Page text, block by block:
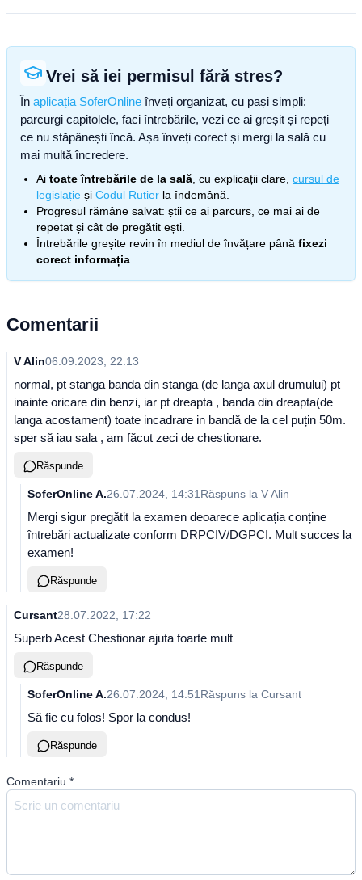
Vrei să iei permisul fără stres?
În aplicația SoferOnline înveți organizat, cu pași simpli:
parcurgi capitolele, faci întrebările, vezi ce ai greșit și repeți
ce nu stăpânești încă. Așa înveți corect și mergi la sală cu
mai multă încredere.
Ai toate întrebările de la sală , cu explicații clare, cursul de
legislație și Codul Rutier la îndemână.
Progresul rămâne salvat: știi ce ai parcurs, ce mai ai de
repetat și cât de pregătit ești.
Întrebările greșite revin în mediul de învățare până fixezi
corect informația
Comentarii
V Alin06.09.2023, 22:13
normal, pt stanga banda din stanga (de langa axul drumului) pt
inainte oricare din benzi, iar pt dreapta , banda din dreapta(de
langa acostament) toate incadrare in bandă de la cel puțin 50m.
sper să iau sala , am făcut zeci de chestionare.
Răspunde
SoferOnline A.26.07.2024, 14:31 Răspuns la V Alin
Mergi sigur pregătit la examen deoarece aplicația conține
întrebări actualizate conform DRPCIV/DGPCI. Mult succes la
examen!
Răspunde
Cursant28.07.2022, 17:22
Superb Acest Chestionar ajuta foarte mult
Răspunde
SoferOnline A.26.07.2024, 14:51 Răspuns la Cursant
Să fie cu folos! Spor la condus!
Răspunde
Comentariu *